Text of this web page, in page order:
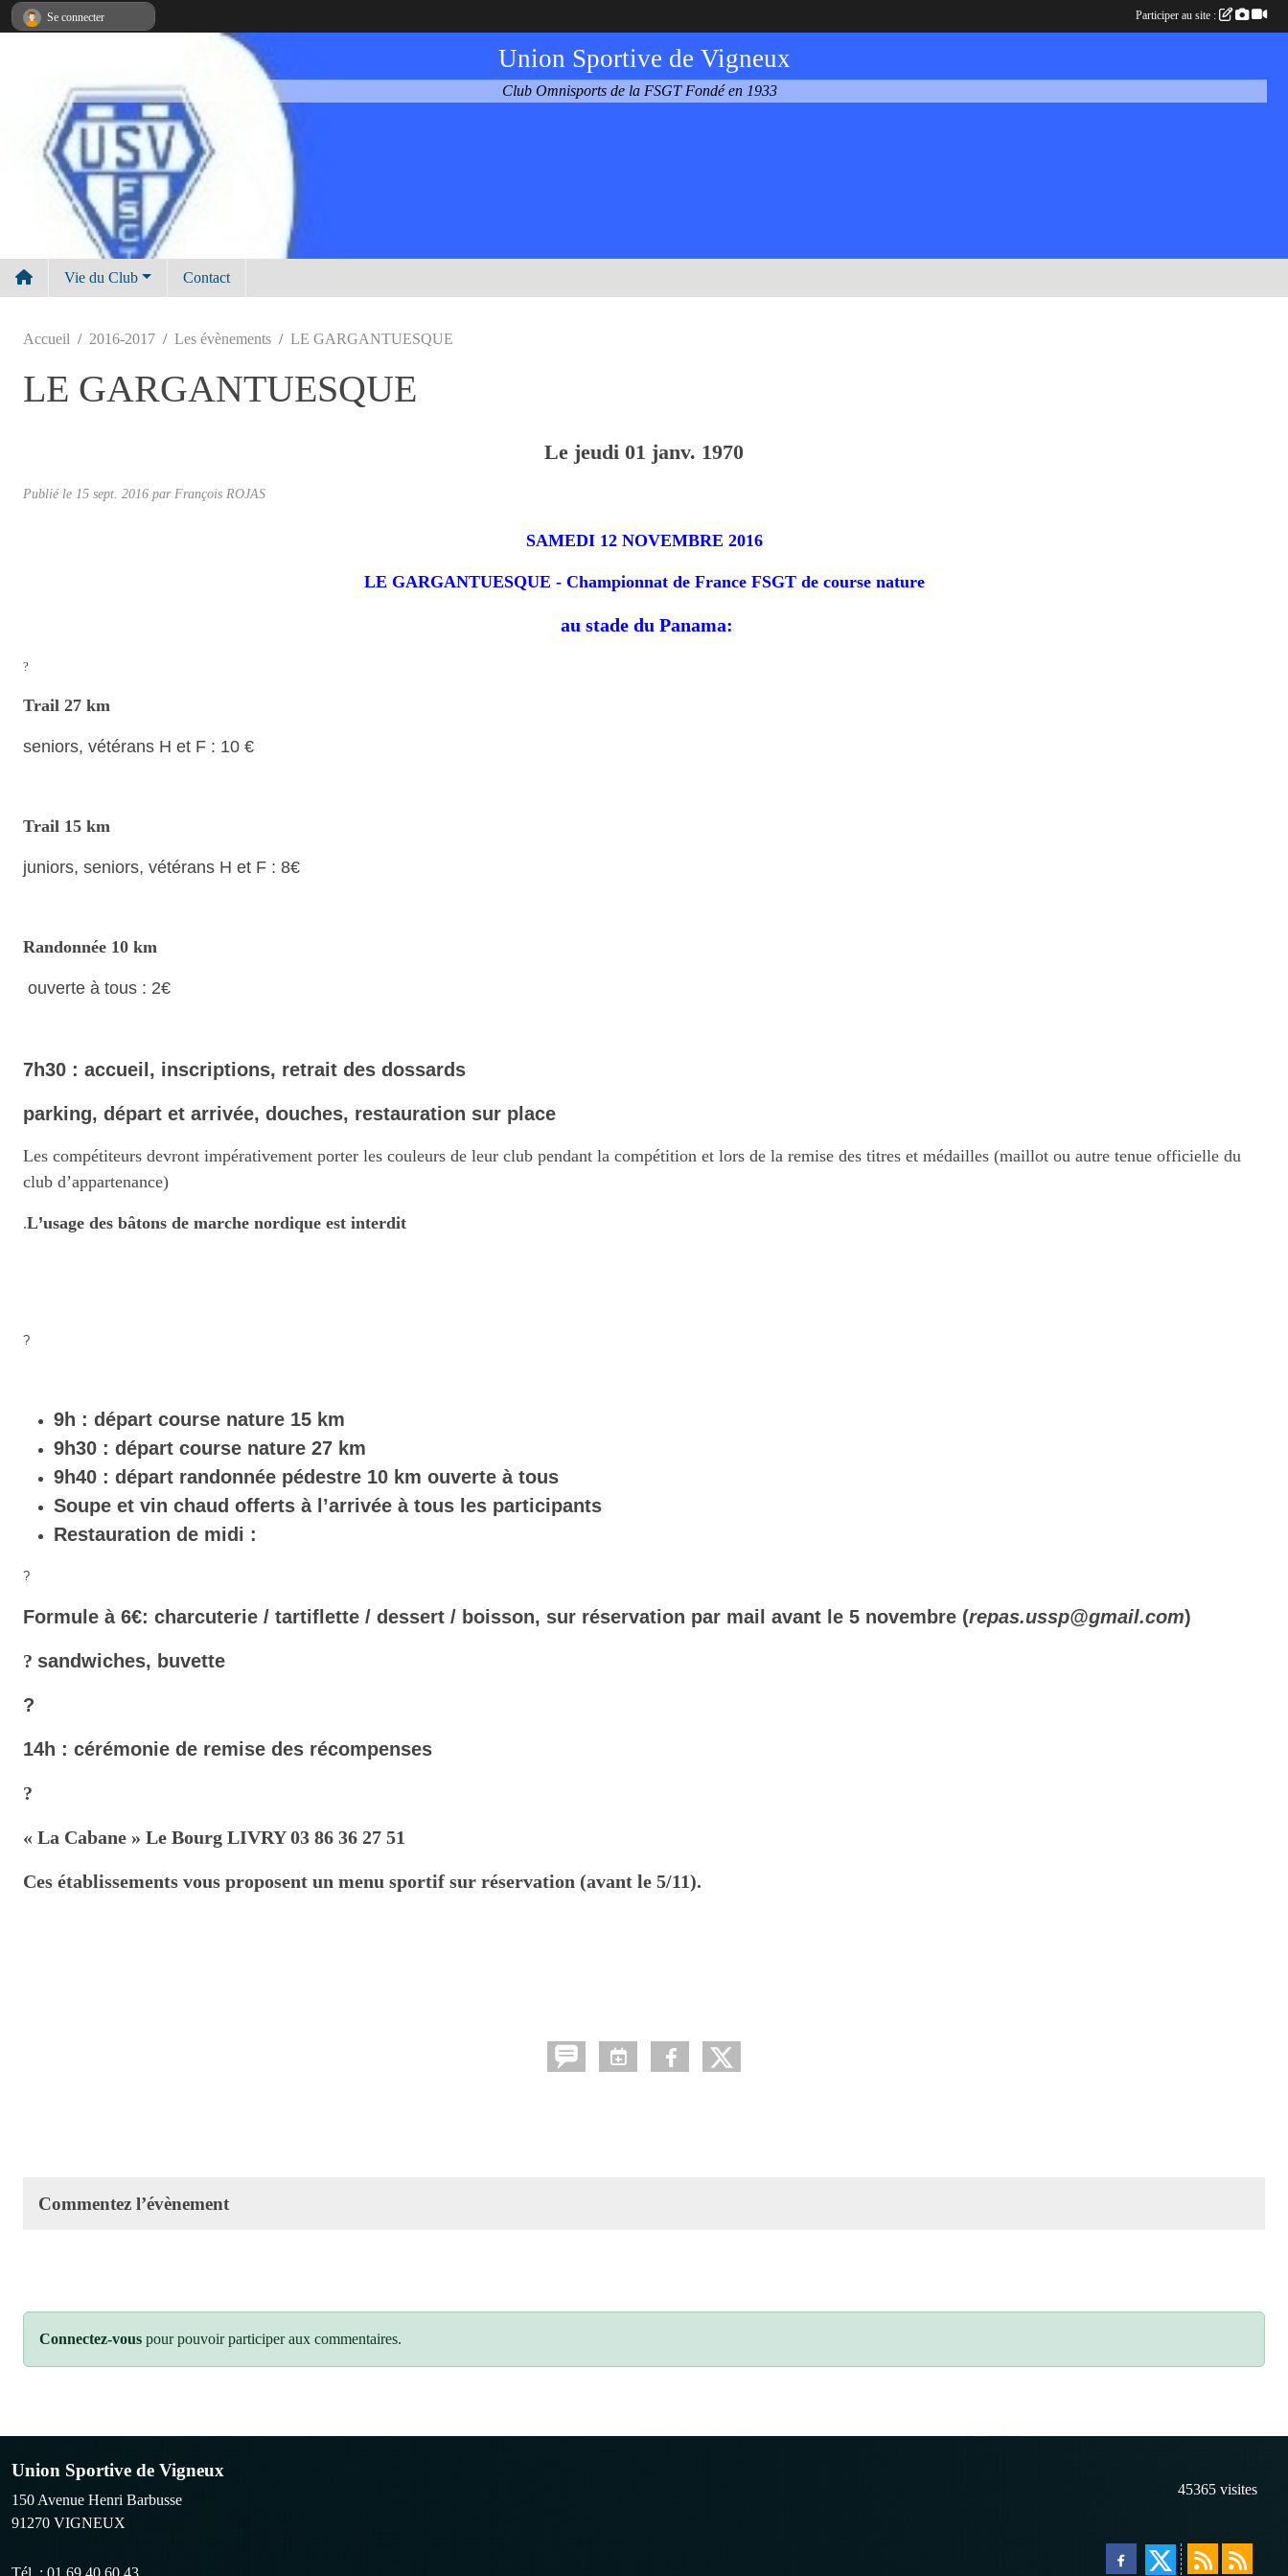
Union Sportive de Vigneux
Club Omnisports de la FSGT Fondé en 1933
Vie du Club Contact
Accueil 2016-2017 Les évènements LE GARGANTUESQUE
LE GARGANTUESQUE
Le jeudi 01 janv. 1970
Publié le 15 sept. 2016 par François ROJAS
SAMEDI 12 NOVEMBRE 2016
LE GARGANTUESQUE - Championnat de France FSGT de course nature
au stade du Panama:
?
Trail 27 km
seniors, vétérans H et F : 10 €
Trail 15 km
juniors, seniors, vétérans H et F : 8€
Randonnée 10 km
ouverte à tous : 2€
7h30 : accueil, inscriptions, retrait des dossards
parking, départ et arrivée, douches, restauration sur place
Les compétiteurs devront impérativement porter les couleurs de leur club pendant la compétition et lors de la remise des titres et médailles (maillot ou autre tenue officielle du
club d’appartenance)
.L’usage des bâtons de marche nordique est interdit
?
9h : départ course nature 15 km
9h30 : départ course nature 27 km
9h40 : départ randonnée pédestre 10 km ouverte à tous
Soupe et vin chaud offerts à l’arrivée à tous les participants
Restauration de midi :
?
Formule à 6€: charcuterie / tartiflette / dessert / boisson, sur réservation par mail avant le 5 novembre (repas.ussp@gmail.com)
? sandwiches, buvette
?
14h : cérémonie de remise des récompenses
?
« La Cabane » Le Bourg LIVRY 03 86 36 27 51
Ces établissements vous proposent un menu sportif sur réservation (avant le 5/11).
Commentez l’évènement
Connectez-vous pour pouvoir participer aux commentaires.
Union Sportive de Vigneux
150 Avenue Henri Barbusse
91270 VIGNEUX
Tél. : 01.69.40.60.43
45365 visites
Se connecter Participer au site :
Panneau de gestion des cookies